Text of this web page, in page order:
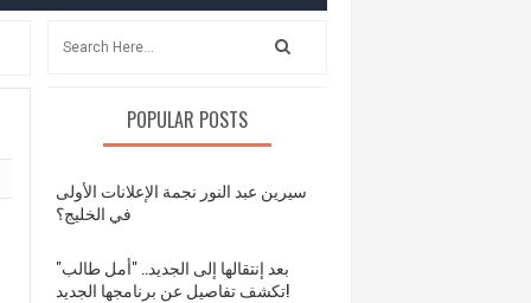
POPULAR POSTS
سيرين عبد النور نجمة الإعلانات الأولى
في الخليج؟
بعد إنتقالها إلى الجديد.. "أمل طالب"
تكشف تفاصيل عن برنامجها الجديد!